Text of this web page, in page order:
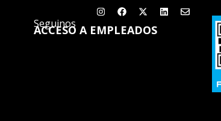
InstagramFacebook
X-
twitter
Linkedin
ACCESO A EMPLEADOS
Seguinos